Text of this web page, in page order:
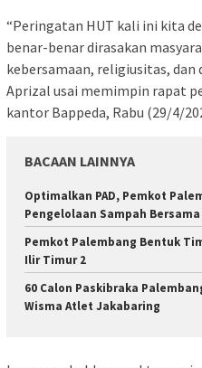
“Peringatan HUT kali ini kita
benar-benar dirasakan
kebersamaan, religiusitas, dan
Aprizal usai memimpin rapat
kantor Bappeda, Rabu (29/4/
BACAAN LAINNYA
Optimalkan PAD, Pemkot
Pengelolaan Sampah
Pemkot Palembang Bentuk
Ilir Timur 2
60 Calon Paskibraka
Wisma Atlet Jakabaring